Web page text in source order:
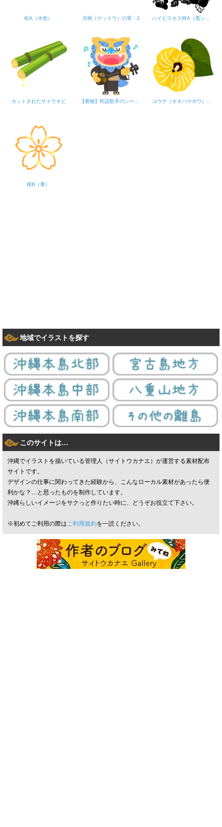
松A（水色） 月桃（ゲットウ）の実・2
カットされたサトウキビ
桜B（黄）
地域でイラストを探す
このサイトは…
沖縄でイラストを描いている管理人（サイトウカナエ）が運営する素材配布
サイトです。
デザインの仕事に関わってきた経験から、こんなローカル素材があったら便
利かな？…と思ったものを制作しています。
沖縄らしいイメージをサクっと作りたい時に、どうぞお役立て下さい。
※初めてご利用の際はご利用規約を一読ください。